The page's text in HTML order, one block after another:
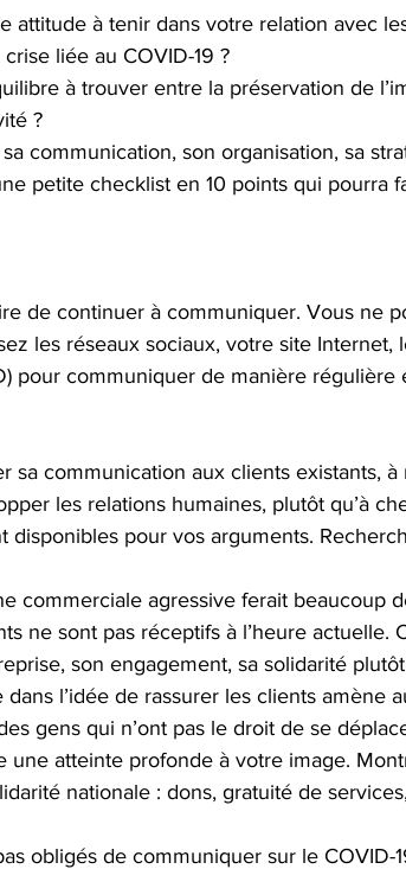
attitude à tenir dans votre relation avec
liée au COVID-19 ?
à trouver entre la préservation de
?
communication, son organisation, sa
petite checklist en 10 points qui pourra
de continuer à communiquer. Vous ne
les réseaux sociaux, votre site Internet,
pour communiquer de manière
sa communication aux clients existants,
les relations humaines, plutôt qu’à
disponibles pour vos arguments.
commerciale agressive ferait beaucoup
ne sont pas réceptifs à l’heure actuelle.
son engagement, sa solidarité
dans l’idée de rassurer les clients amène
gens qui n’ont pas le droit de se
une atteinte profonde à votre image.
nationale : dons, gratuité de
pas obligés de communiquer sur le COVID-